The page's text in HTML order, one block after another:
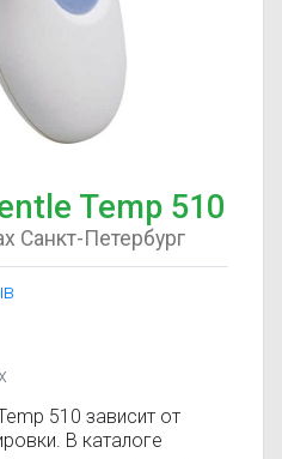
Temp 510
Санкт-Петербург
510 зависит от
В каталоге